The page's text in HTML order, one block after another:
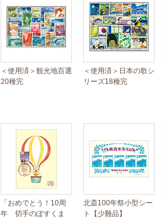
＜使用済＞観光地百選
20種完
＜使用済＞日本の歌シ
リーズ18種完
「おめでとう！10周
年 切手のぽすくま
北斎100年祭小型シー
ト【少難品】